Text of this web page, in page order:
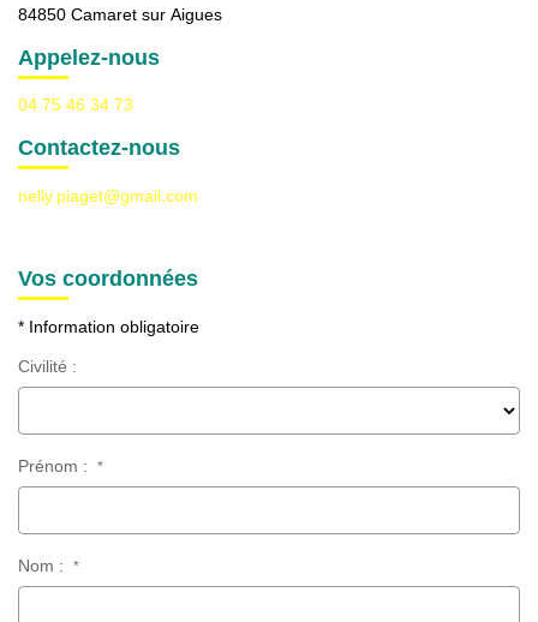
84850 Camaret sur Aigues
Appelez-nous
04 75 46 34 73
Contactez-nous
nelly.piaget@gmail.com
Vos coordonnées
* Information obligatoire
Civilité :
Prénom : *
Nom : *